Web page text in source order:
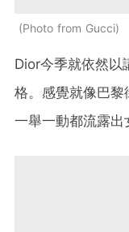
Photo from Gucci
Dior今季就依然以
格。感覺就像巴
一舉一動都流露出